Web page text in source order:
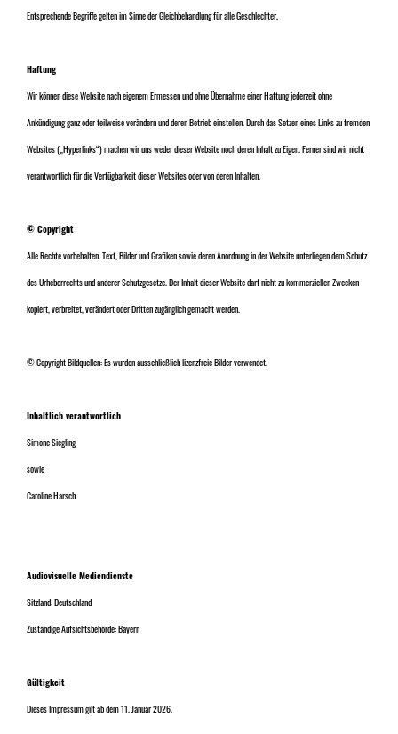
Entsprechende Begriffe gelten im Sinne der Gleichbehandlung für alle Geschlechter.
Haftung
Wir können diese Website nach eigenem Ermessen und ohne Übernahme einer Haftung jederzeit ohne
Ankündigung ganz oder teilweise verändern und deren Betrieb einstellen. Durch das Setzen eines Links zu fremden
Websites („Hyperlinks“) machen wir uns weder dieser Website noch deren Inhalt zu Eigen. Ferner sind wir nicht
verantwortlich für die Verfügbarkeit dieser Websites oder von deren Inhalten.
© Copyright
Alle Rechte vorbehalten. Text, Bilder und Grafiken sowie deren Anordnung in der Website unterliegen dem Schutz
des Urheberrechts und anderer Schutzgesetze. Der Inhalt dieser Website darf nicht zu kommerziellen Zwecken
kopiert, verbreitet, verändert oder Dritten zugänglich gemacht werden.
© Copyright Bildquellen: Es wurden ausschließlich lizenzfreie Bilder verwendet.
Inhaltlich verantwortlich
Simone Siegling
sowie
Caroline Harsch
Audiovisuelle Mediendienste
Sitzland: Deutschland
Zuständige Aufsichtsbehörde: Bayern
Gültigkeit
Dieses Impressum gilt ab dem 11. Januar 2026.